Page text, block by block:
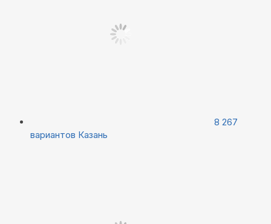
8 267
вариантов Казань